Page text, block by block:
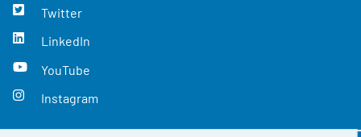
Twitter
LinkedIn
YouTube
Instagram